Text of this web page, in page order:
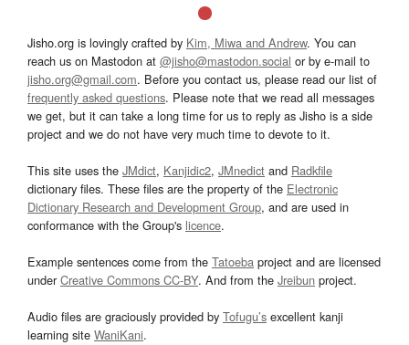
Jisho.org is lovingly crafted by Kim, Miwa and Andrew. You can
reach us on Mastodon at @jisho@mastodon.social or by e-mail to
jisho.org@gmail.com. Before you contact us, please read our list of
frequently asked questions. Please note that we read all messages
we get, but it can take a long time for us to reply as Jisho is a side
project and we do not have very much time to devote to it.
This site uses the JMdict, Kanjidic2, JMnedict and Radkfile
dictionary files. These files are the property of the Electronic
Dictionary Research and Development Group, and are used in
conformance with the Group's licence.
Example sentences come from the Tatoeba project and are licensed
underCreative Commons CC-BY. And from the Jreibun project.
Audio files are graciously provided by Tofugu’s excellent kanji
learning site WaniKani.